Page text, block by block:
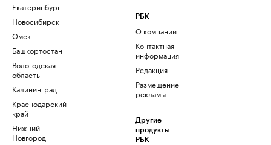
Екатеринбург
Новосибирск
Омск
Башкортостан
Вологодская
область
Калининград
Краснодарский
край
Нижний
Новгород
РБК
О компании
Контактная
информация
Редакция
Размещение
рекламы
Другие
продукты
РБК